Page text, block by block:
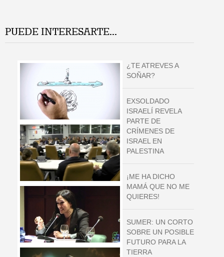
PUEDE INTERESARTE...
¿TE ATREVES A
SOÑAR?
EXSOLDADO
ISRAELÍ REVELA
PARTE DE
CRÍMENES DE
ISRAEL EN
PALESTINA
¡ME HA DICHO
MAMÁ QUE NO ME
QUIERES!
SUMER: UN CORTO
SOBRE UN POSIBLE
FUTURO PARA LA
TIERRA